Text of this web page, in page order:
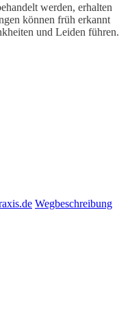
werden, erhalten
können früh erkannt
und Leiden führen.
Wegbeschreibung